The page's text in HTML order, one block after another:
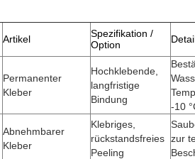
Artikel
Spezifikation /
Option
Permanenter
Kleber
Hochklebende,
langfristige
Bindung
-10
Abnehmbarer
Kleber
Klebriges,
rückstandsfreies
Peeling
zur